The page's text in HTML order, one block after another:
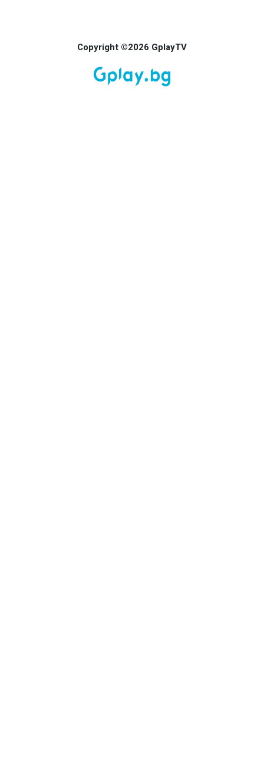
Copyright ©2026 GplayTV